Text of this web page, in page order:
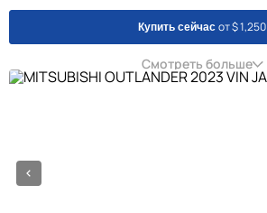
Купить сейчас от $ 1,250
Смотреть больше